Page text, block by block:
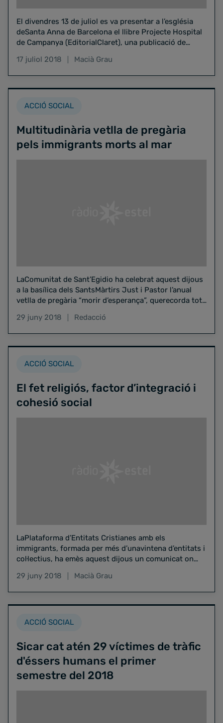
El divendres 13 de juliol es va presentar a l’església
deSanta Anna de Barcelona el llibre Projecte Hospital
de Campanya (EditorialClaret), una publicació de
17 juliol 2018 Macià Grau
ACCIÓ SOCIAL
Multitudinària vetlla de pregària
pels immigrants morts al mar
LaComunitat de Sant’Egidio ha celebrat aquest dijous
a la basílica dels SantsMàrtirs Just i Pastor l’anual
vetlla de pregària “morir d’esperança”, querecorda tots
29 juny 2018 Redacció
ACCIÓ SOCIAL
El fet religiós, factor d’integració i
cohesió social
LaPlataforma d’Entitats Cristianes amb els
immigrants, formada per més d’unavintena d’entitats i
col·lectius, ha emès aquest dijous un comunicat on
29 juny 2018 Macià Grau
ACCIÓ SOCIAL
Sicar cat atén 29 víctimes de tràfic
d'éssers humans el primer
semestre del 2018